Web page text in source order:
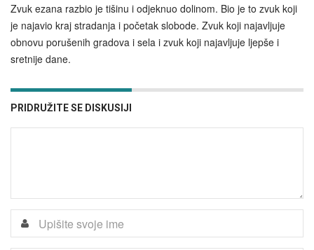
Zvuk ezana razbio je tišinu i odjeknuo dolinom. Bio je to zvuk koji
je najavio kraj stradanja i početak slobode. Zvuk koji najavljuje
obnovu porušenih gradova i sela i zvuk koji najavljuje ljepše i
sretnije dane.
PRIDRUŽITE SE DISKUSIJI